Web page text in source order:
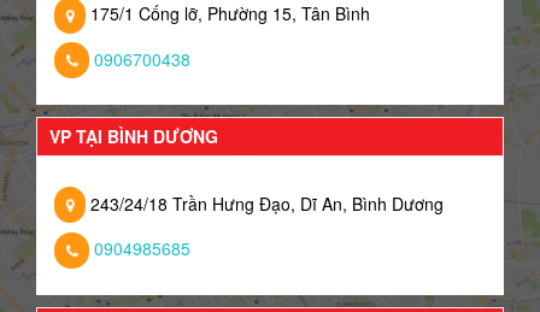
175/1 Cống lỡ, Phường 15, Tân Bình
0906700438
VP TẠI BÌNH DƯƠNG
243/24/18 Trần Hưng Đạo, Dĩ An, Bình Dương
0904985685